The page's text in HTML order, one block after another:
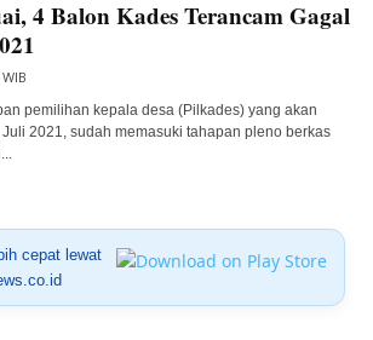
4 Balon Kades Terancam Gagal
pemilihan kepala desa (Pilkades) yang akan
2021, sudah memasuki tahapan pleno berkas
cepat lewat